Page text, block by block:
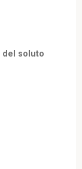
del soluto